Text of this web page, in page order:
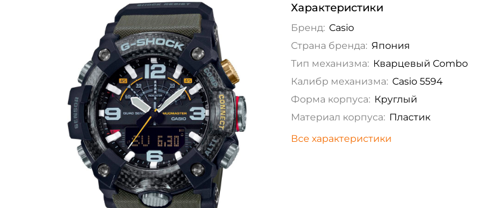
Характеристики
Бренд: Casio
Страна бренда: Япония
Тип механизма: Кварцевый Combo
Калибр механизма: Casio 5594
Форма корпуса: Круглый
Материал корпуса: Пластик
Все характеристики